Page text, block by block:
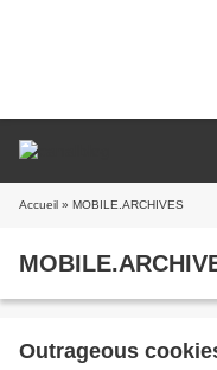
Accueil » MOBILE.ARCHIVES
Outrageous